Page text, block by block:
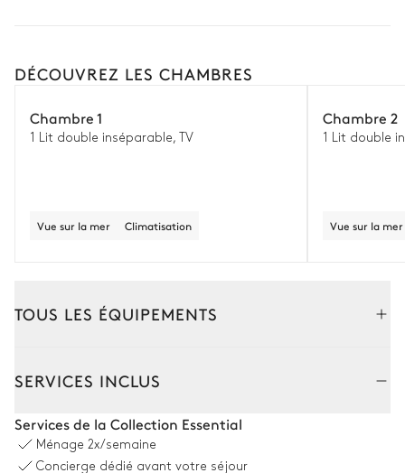
DÉCOUVREZ LES CHAMBRES
Chambre 1
1 Lit double inséparable, TV
Vue sur la mer Climatisation
Chambre 2
1 Lit double
Vue sur la mer
TOUS LES ÉQUIPEMENTS
Table
SERVICES INCLUS
Services de la Collection Essential
Ménage 2x/semaine
Concierge dédié avant votre séjour